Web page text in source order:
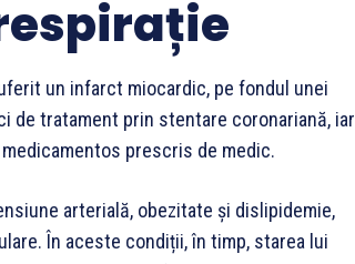
un infarct miocardic, pe fondul unei
de tratament prin stentare coronariană, iar
prescris de medic.
arterială, obezitate și dislipidemie,
În aceste condiții, în timp, starea lui